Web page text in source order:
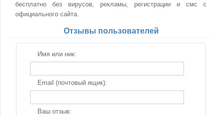
бесплатно без вирусов, рекламы, регистрации и смс с
официального сайта.
Отзывы пользователей
Имя или ник:
Email (почтовый ящик):
Ваш отзыв: